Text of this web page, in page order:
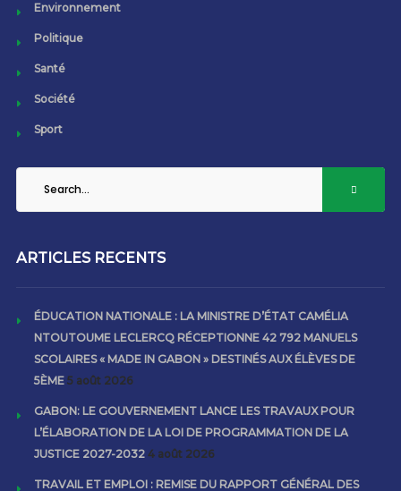
Environnement
Politique
Santé
Société
Sport
ARTICLES RECENTS
ÉDUCATION NATIONALE : LA MINISTRE D’ÉTAT CAMÉLIA
NTOUTOUME LECLERCQ RÉCEPTIONNE 42 792 MANUELS
SCOLAIRES « MADE IN GABON » DESTINÉS AUX ÉLÈVES DE
5ÈME 5 août 2026
GABON: LE GOUVERNEMENT LANCE LES TRAVAUX POUR
L’ÉLABORATION DE LA LOI DE PROGRAMMATION DE LA
JUSTICE 2027-2032 4 août 2026
TRAVAIL ET EMPLOI : REMISE DU RAPPORT GÉNÉRAL DES